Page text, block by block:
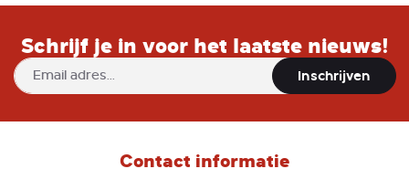
Schrijf je in voor het laatste nieuws!
Abonneer
u
onze
Inschrijven
Contact informatie